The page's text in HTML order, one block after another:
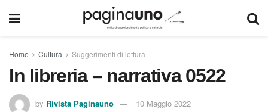
Home Cultura Suggerimenti di lettura
In libreria – narrativa 0522
by Rivista Paginauno 10 Maggio 2022